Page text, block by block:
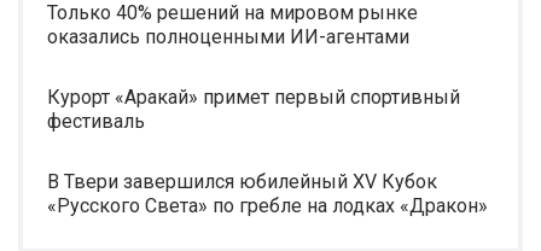
Только 40% решений на мировом рынке
оказались полноценными ИИ-агентами
Курорт «Аракай» примет первый спортивный
фестиваль
В Твери завершился юбилейный XV Кубок
«Русского Света» по гребле на лодках «Дракон»